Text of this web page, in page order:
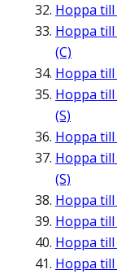
Hoppa till
Hoppa till
(C)
Hoppa till
Hoppa till
(S)
Hoppa till
Hoppa till
(S)
Hoppa till
Hoppa till
Hoppa till
Hoppa till